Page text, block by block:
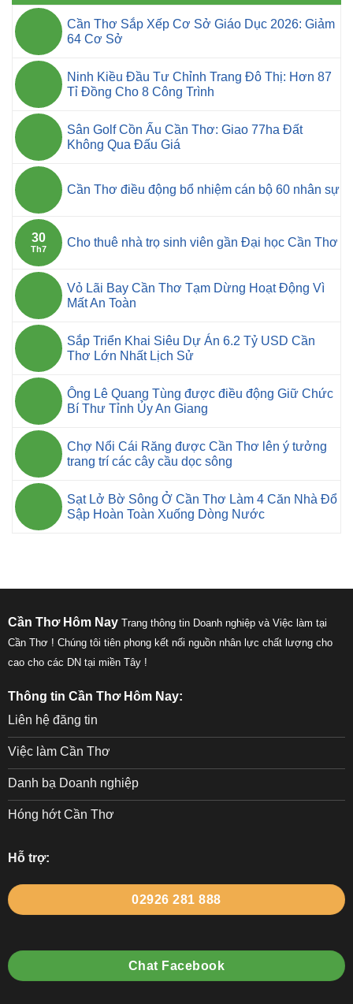
Cần Thơ Sắp Xếp Cơ Sở Giáo Dục 2026: Giảm
64 Cơ Sở
Ninh Kiều Đầu Tư Chỉnh Trang Đô Thị: Hơn 87
Tỉ Đồng Cho 8 Công Trình
Sân Golf Cồn Ấu Cần Thơ: Giao 77ha Đất
Không Qua Đấu Giá
Cần Thơ điều động bổ nhiệm cán bộ 60 nhân sự
30
Th7 Cho thuê nhà trọ sinh viên gần Đại học Cần Thơ
Vỏ Lãi Bay Cần Thơ Tạm Dừng Hoạt Động Vì
Mất An Toàn
Sắp Triển Khai Siêu Dự Án 6.2 Tỷ USD Cần
Thơ Lớn Nhất Lịch Sử
Ông Lê Quang Tùng được điều động Giữ Chức
Bí Thư Tỉnh Ủy An Giang
Chợ Nổi Cái Răng được Cần Thơ lên ý tưởng
trang trí các cây cầu dọc sông
Sạt Lở Bờ Sông Ở Cần Thơ Làm 4 Căn Nhà Đổ
Sập Hoàn Toàn Xuống Dòng Nước
Cần Thơ Hôm Nay Trang thông tin Doanh nghiệp và Việc làm tại
Cần Thơ ! Chúng tôi tiên phong kết nối nguồn nhân lực chất lượng cho
cao cho các DN tại miền Tây !
Thông tin Cần Thơ Hôm Nay:
Liên hệ đăng tin
Việc làm Cần Thơ
Danh bạ Doanh nghiệp
Hóng hớt Cần Thơ
Hỗ trợ:
02926 281 888
Chat Facebook